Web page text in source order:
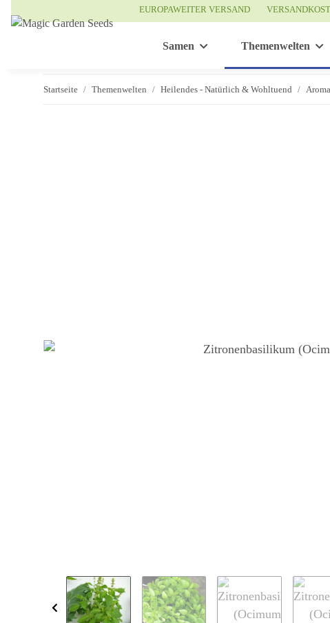
EUROPAWEITER VERSAND
Samen Themenwelten
Startseite Themenwelten Heilendes - Natürlich & Wohltuend